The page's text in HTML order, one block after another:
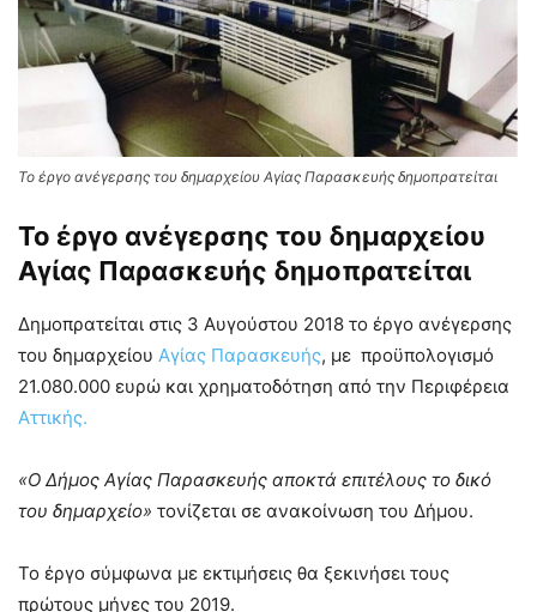
Το έργο ανέγερσης του δημαρχείου Αγίας Παρασκευής δημοπρατείται
Το έργο ανέγερσης του δημαρχείου
Αγίας Παρασκευής δημοπρατείται
Δημοπρατείται στις 3 Αυγούστου 2018 το έργο ανέγερσης
του δημαρχείου Αγίας Παρασκευής, με προϋπολογισμό
21.080.000 ευρώ και χρηματοδότηση από την Περιφέρεια
Αττικής.
«Ο Δήμος Αγίας Παρασκευής αποκτά επιτέλους το δικό
του δημαρχείο» τονίζεται σε ανακοίνωση του Δήμου.
Το έργο σύμφωνα με εκτιμήσεις θα ξεκινήσει τους
πρώτους μήνες του 2019.